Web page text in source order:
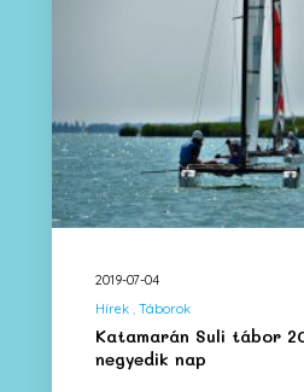
2019-07-04
Hírek
Táborok
Katamarán Suli tábor
negyedik nap